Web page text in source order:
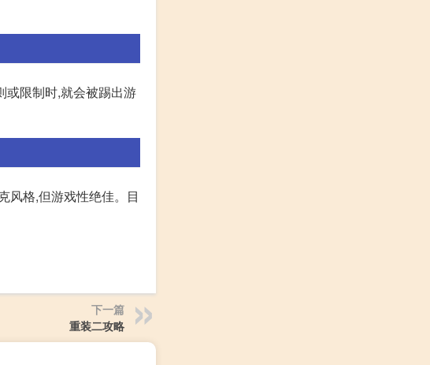
或限制时,就会被踢出游
风格,但游戏性绝佳。目
下一篇
重装二攻略